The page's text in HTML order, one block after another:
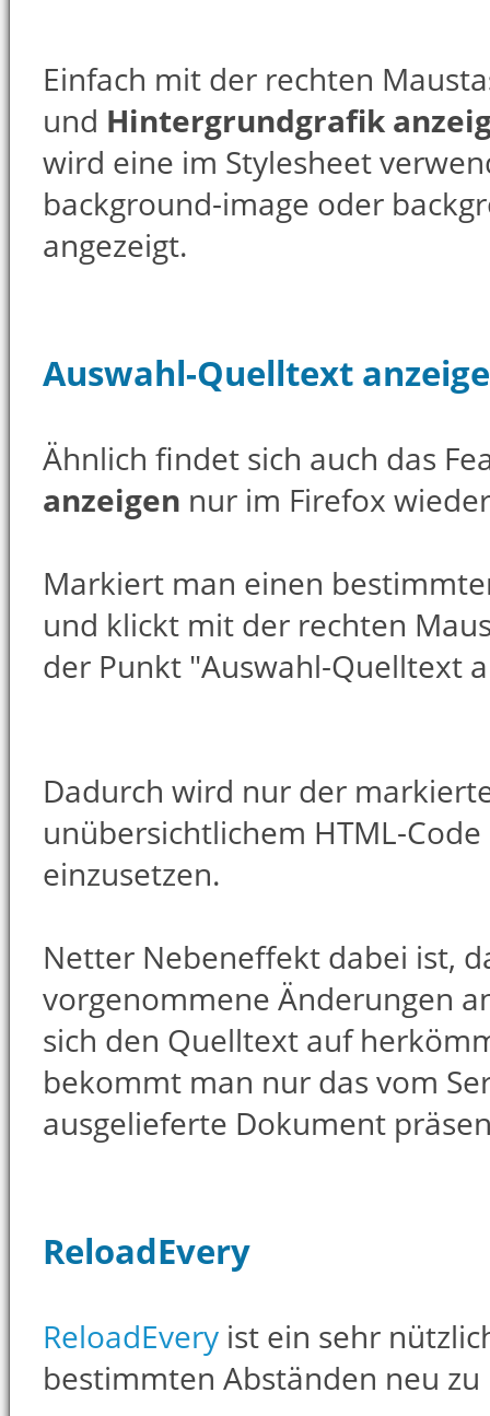
Einfach mit der rechten
und Hintergrundgrafik
wird eine im Stylesheet
background-image oder
angezeigt.
Auswahl-Quelltext
Ähnlich findet sich auch das
anzeigen nur im Firefox
Markiert man einen
und klickt mit der rechten
der Punkt "Auswahl-Quelltext
Dadurch wird nur der
unübersichtlichem HTML-
einzusetzen.
Netter Nebeneffekt dabei ist,
vorgenommene Änderungen
sich den Quelltext auf
bekommt man nur das vom
ausgelieferte Dokument
ReloadEvery
ReloadEvery ist ein sehr
bestimmten Abständen neu zu